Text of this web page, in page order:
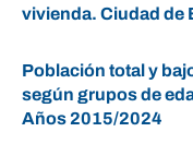
vivienda. Ciudad de
Población total y
según grupos de
Años 2015/2024